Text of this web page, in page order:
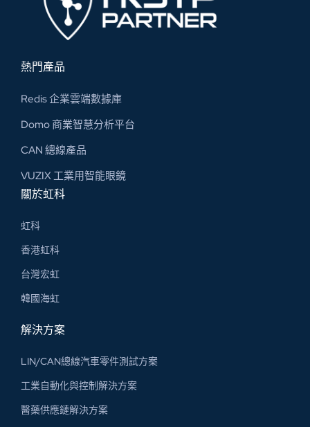
熱門產品
Redis 企業雲端數據庫
Domo 商業智慧分析平台
CAN 總線​產品
VUZIX 工業用智能眼鏡
關於虹科
虹科
香港虹科
台灣宏虹
韓國海虹
解決方案
LIN/CAN總線汽車零件測試方案
工業自動化與控制解決方案
醫藥供應鏈解決方案